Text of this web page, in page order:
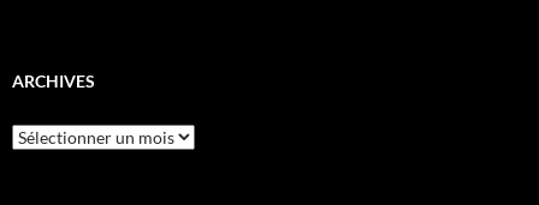
ARCHIVES
Archives